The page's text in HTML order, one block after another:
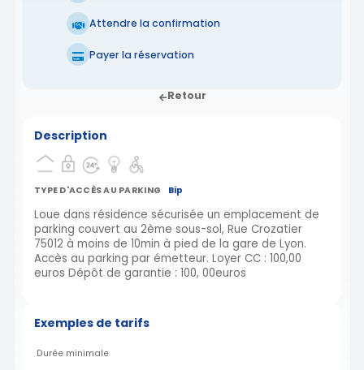
Attendre la confirmation
Payer la réservation
Retour
Description
TYPE D'ACCÈS AU PARKING Bip
Loue dans résidence sécurisée un emplacement de
parking couvert au 2ème sous-sol, Rue Crozatier
75012 à moins de 10min à pied de la gare de Lyon.
Accès au parking par émetteur. Loyer CC : 100,00
euros Dépôt de garantie : 100, 00euros
Exemples de tarifs
Durée minimale